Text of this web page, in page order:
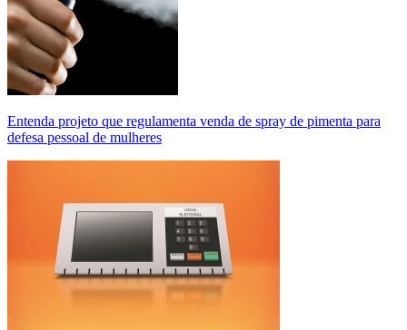
Entenda projeto que regulamenta venda de spray de pimenta para
defesa pessoal de mulheres